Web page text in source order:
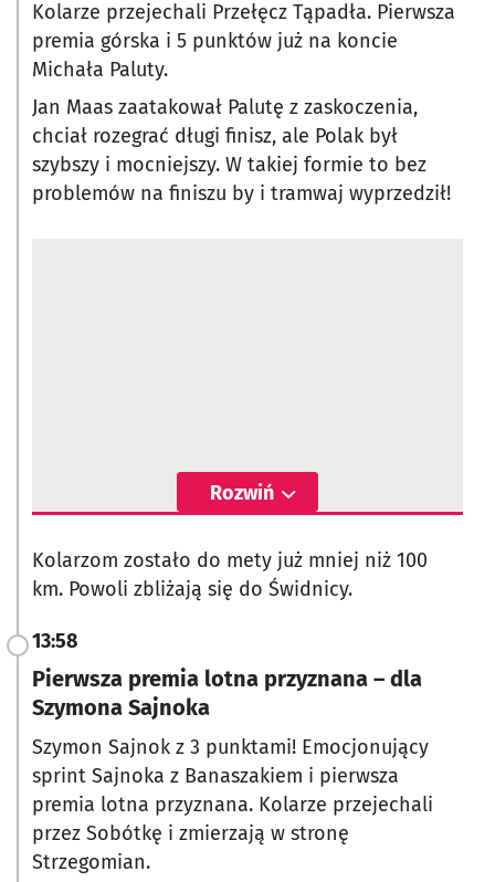
Kolarze przejechali Przełęcz Tąpadła. Pierwsza
premia górska i 5 punktów już na koncie
Michała Paluty.
Jan Maas zaatakował Palutę z zaskoczenia,
chciał rozegrać długi finisz, ale Polak był
szybszy i mocniejszy. W takiej formie to bez
problemów na finiszu by i tramwaj wyprzedził!
Rozwiń
Kolarzom zostało do mety już mniej niż 100
km. Powoli zbliżają się do Świdnicy.
13:58
Pierwsza premia lotna przyznana – dla
Szymona Sajnoka
Szymon Sajnok z 3 punktami! Emocjonujący
sprint Sajnoka z Banaszakiem i pierwsza
premia lotna przyznana. Kolarze przejechali
przez Sobótkę i zmierzają w stronę
Strzegomian.